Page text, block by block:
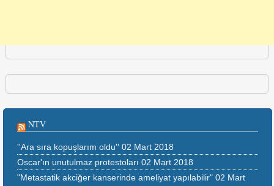
NTV
''Ara sıra kopuşlarım oldu'' 02 Mart 2018
Oscar'ın unutulmaz protestoları 02 Mart 2018
"Metastatik akciğer kanserinde ameliyat yapılabilir" 02 Mart